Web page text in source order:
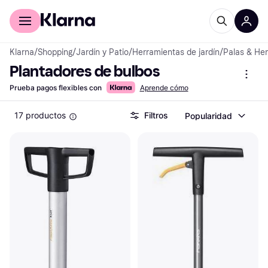
Comprar con Klarna
Klarna/Shopping/Jardín y Patio/Herramientas de jardín/Palas &
Plantadores de bulbos
Prueba pagos flexibles con Aprende cómo
17 productos Filtros Popularidad